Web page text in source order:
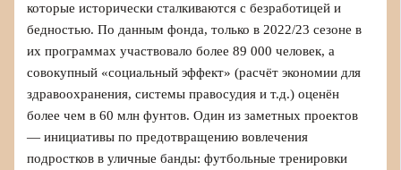
которые исторически сталкиваются с безработицей и
бедностью. По данным фонда, только в 2022/23 сезоне в
их программах участвовало более 89 000 человек, а
совокупный «социальный эффект» (расчёт экономии для
здравоохранения, системы правосудия и т.д.) оценён
более чем в 60 млн фунтов. Один из заметных проектов
— инициативы по предотвращению вовлечения
подростков в уличные банды: футбольные тренировки